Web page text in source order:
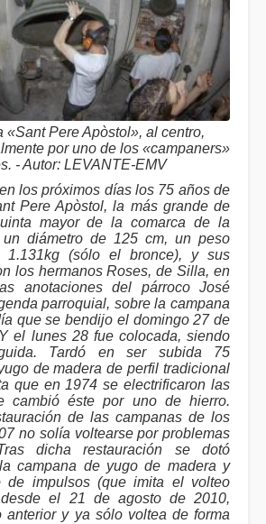
«Sant Pere Apòstol», al centro,
por uno de los «campaners»
- Autor: LEVANTE-EMV
los próximos días los 75 años de
Pere Apòstol, la más grande de
mayor de la comarca de la
un diámetro de 125 cm, un peso
1.131kg (sólo el bronce), y sus
los hermanos Roses, de Silla, en
anotaciones del párroco José
parroquial, sobre la campana
que se bendijo el domingo 27 de
el lunes 28 fue colocada, siendo
Tardó en ser subida 75
de madera de perfil tradicional
que en 1974 se electrificaron las
cambió éste por uno de hierro.
de las campanas de los
no solía voltearse por problemas
dicha restauración se dotó
campana de yugo de madera y
de impulsos (que imita el volteo
el 21 de agosto de 2010,
anterior y ya sólo voltea de forma